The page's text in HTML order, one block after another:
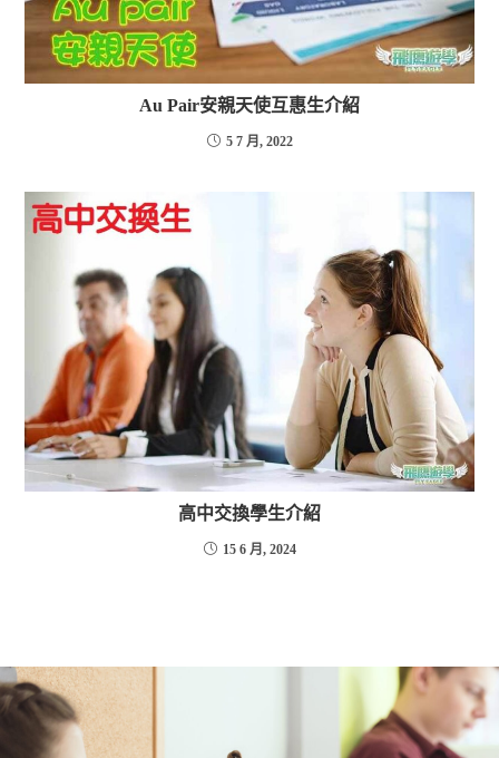
Au Pair安親天使互惠生介紹
5 7 月, 2022
高中交換學生介紹
15 6 月, 2024